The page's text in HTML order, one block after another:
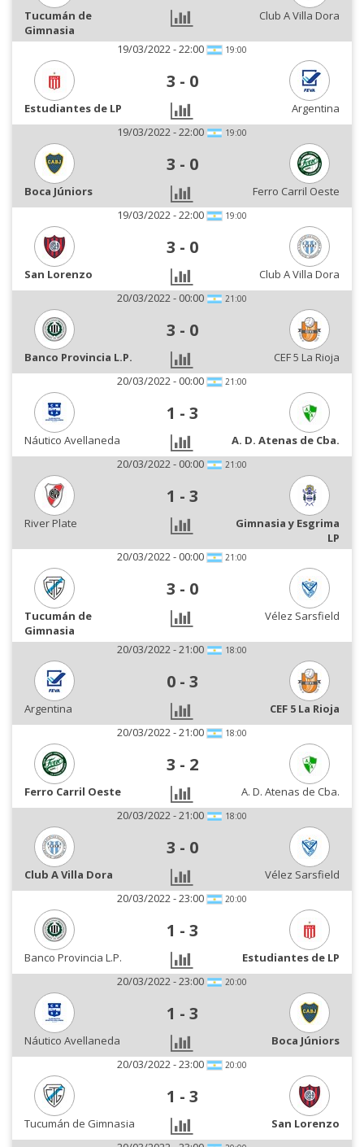
Tucumán de
Gimnasia
Club A Villa Dora
19/03/2022 - 22:00 19:00
3 - 0
Estudiantes de LP
Argentina
19/03/2022 - 22:00
19:00
3 - 0
Boca Júniors
Ferro Carril Oeste
19/03/2022 - 22:00
19:00
3 - 0
San Lorenzo
Club A Villa Dora
20/03/2022 - 00:00
21:00
3 - 0
Banco Provincia L.P.
CEF 5 La Rioja
20/03/2022 - 00:00
21:00
1 - 3
Náutico Avellaneda
A. D. Atenas de Cba.
20/03/2022 - 00:00
21:00
1 - 3
River Plate
Gimnasia y Esgrima
LP
20/03/2022 - 00:00
21:00
3 - 0
Tucumán de
Gimnasia
Vélez Sarsfield
20/03/2022 - 21:00 18:00
0 - 3
Argentina
CEF 5 La Rioja
20/03/2022 - 21:00
18:00
3 - 2
Ferro Carril Oeste
A. D. Atenas de Cba.
20/03/2022 - 21:00
18:00
3 - 0
Club A Villa Dora
Vélez Sarsfield
20/03/2022 - 23:00
20:00
1 - 3
Banco Provincia L.P.
Estudiantes de LP
20/03/2022 - 23:00
20:00
1 - 3
Náutico Avellaneda
Boca Júniors
20/03/2022 - 23:00
20:00
1 - 3
Tucumán de Gimnasia
San Lorenzo